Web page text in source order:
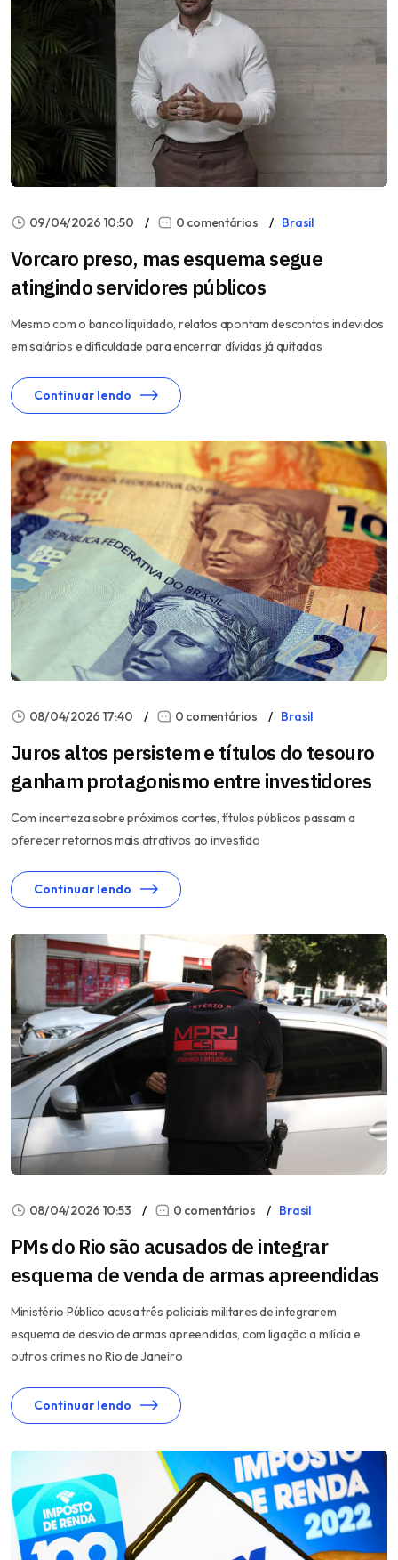
09/04/2026 10:50 0 comentários Brasil
Vorcaro preso, mas esquema segue
atingindo servidores públicos
Mesmo com o banco liquidado, relatos apontam descontos indevidos
em salários e dificuldade para encerrar dívidas já quitadas
Continuar lendo
08/04/2026 17:40 0 comentários Brasil
Juros altos persistem e títulos do tesouro
ganham protagonismo entre investidores
Com incerteza sobre próximos cortes, títulos públicos passam a
oferecer retornos mais atrativos ao investido
Continuar lendo
08/04/2026 10:53 0 comentários Brasil
PMs do Rio são acusados de integrar
esquema de venda de armas apreendidas
Ministério Público acusa três policiais militares de integrarem
esquema de desvio de armas apreendidas, com ligação a milícia e
outros crimes no Rio de Janeiro
Continuar lendo